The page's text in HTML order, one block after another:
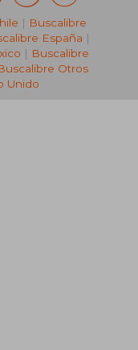
| Buscalibre
España |
| Buscalibre
Otros
Unido